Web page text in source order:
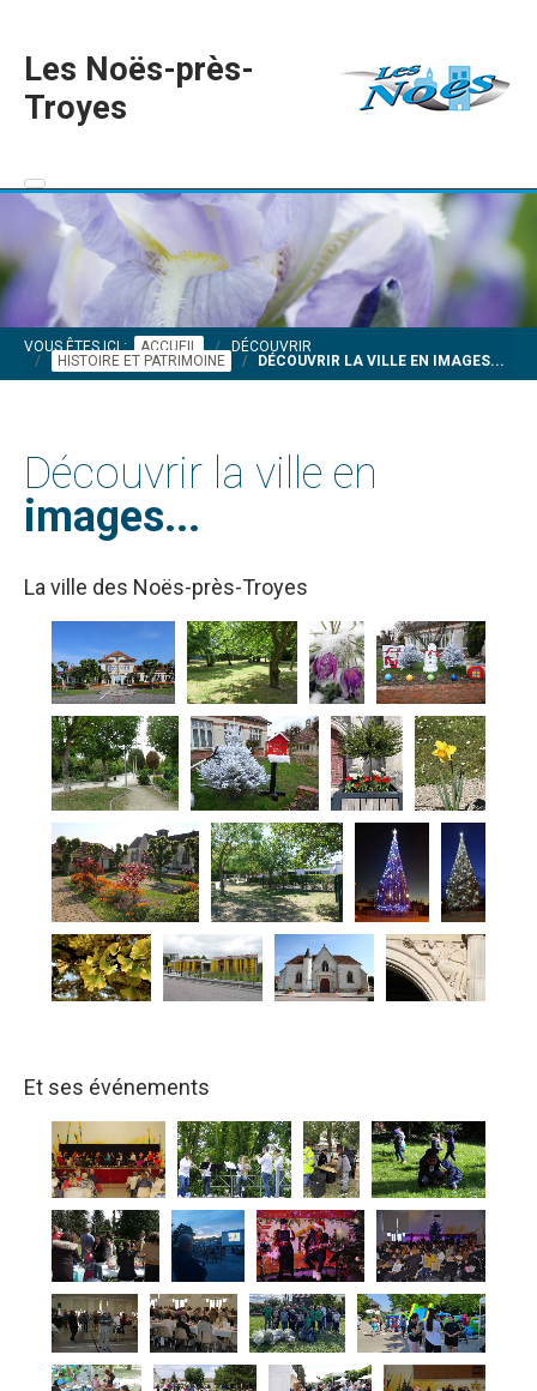
Les Noës-près-
Troyes
VOUS ÊTES ICI : ACCUEIL
DÉCOUVRIR
HISTOIRE ET PATRIMOINE
DÉCOUVRIR LA VILLE EN IMAGES...
Découvrir la ville en
images...
La ville des Noës-près-Troyes
Et ses événements